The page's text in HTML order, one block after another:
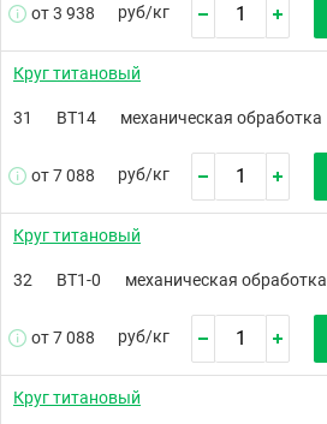
от 3 938 руб/кг
Круг титановый
31 ВТ14 механическая обработка
от 7 088 руб/кг
Круг титановый
32 ВТ1-0 механическая обработка
от 7 088 руб/кг
Круг титановый